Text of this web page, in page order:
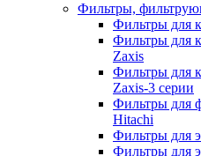
Фильтры,
Фильтры для
Фильтры для
Zaxis
Фильтры для
Zaxis-3 серии
Фильтры для
Hitachi
Фильтры для
Фильтры для